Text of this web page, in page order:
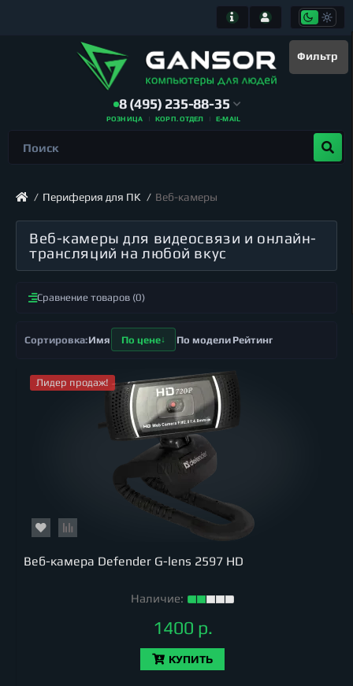
Фильтр
8 (495) 235-88-35
РОЗНИЦА КОРП. ОТДЕЛ E-MAIL
Периферия для ПК Веб-камеры
Веб-камеры для видеосвязи и онлайн-
трансляций на любой вкус
Сравнение товаров (0)
Имя По цене По модели Рейтинг
Лидер продаж!
Веб-камера Defender G-lens 2597 HD
Наличие:
1400 р.
КУПИТЬ